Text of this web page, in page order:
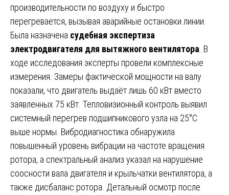
производительности по воздуху и быстро
перегревается, вызывая аварийные остановки линии.
Была назначена судебная экспертиза
электродвигателя для вытяжного вентилятора. В
ходе исследования эксперты провели комплексные
измерения. Замеры фактической мощности на валу
показали, что двигатель выдаёт лишь 60 кВт вместо
заявленных 75 кВт. Тепловизионный контроль выявил
системный перегрев подшипникового узла на 25°C
выше нормы. Вибродиагностика обнаружила
повышенный уровень вибрации на частоте вращения
ротора, а спектральный анализ указал на нарушение
соосности вала двигателя и крыльчатки вентилятора, а
также дисбаланс ротора. Детальный осмотр после